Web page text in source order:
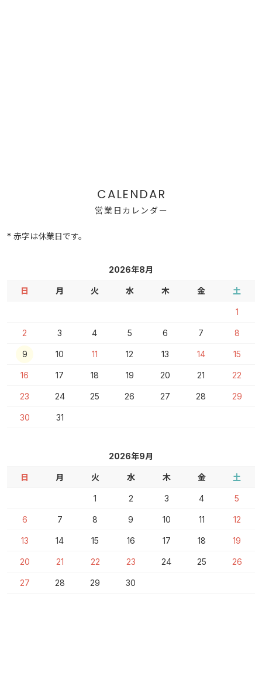
営業日カレンダー
* 赤字は休業日です。
2026年8月
日 月 火 水 木 金 土
1
2 3 4 5 6 7 8
9 10 11 12 13 14 15
16 17 18 19 20 21 22
23 24 25 26 27 28 29
30 31
2026年9月
日 月 火 水 木 金 土
1 2 3 4 5
6 7 8 9 10 11 12
13 14 15 16 17 18 19
20 21 22 23 24 25 26
27 28 29 30